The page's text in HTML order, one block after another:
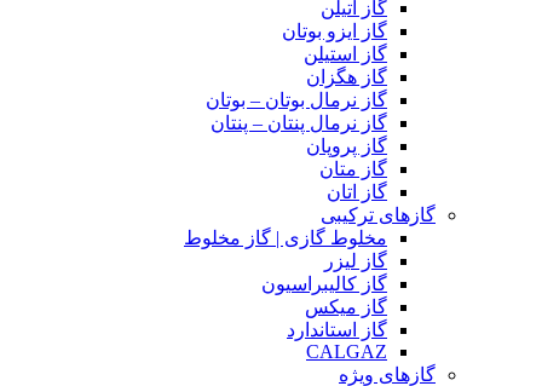
گاز اتیلن
گاز ایزو بوتان
گاز استیلن
گاز هگزان
گاز نرمال بوتان – بوتان
گاز نرمال پنتان – پنتان
گاز پروپان
گاز متان
گاز اتان
گازهای ترکیبی
مخلوط گازی | گاز مخلوط
گاز لیزر
گاز کالیبراسیون
گاز میکس
گاز استاندارد
CALGAZ
گازهای ویژه